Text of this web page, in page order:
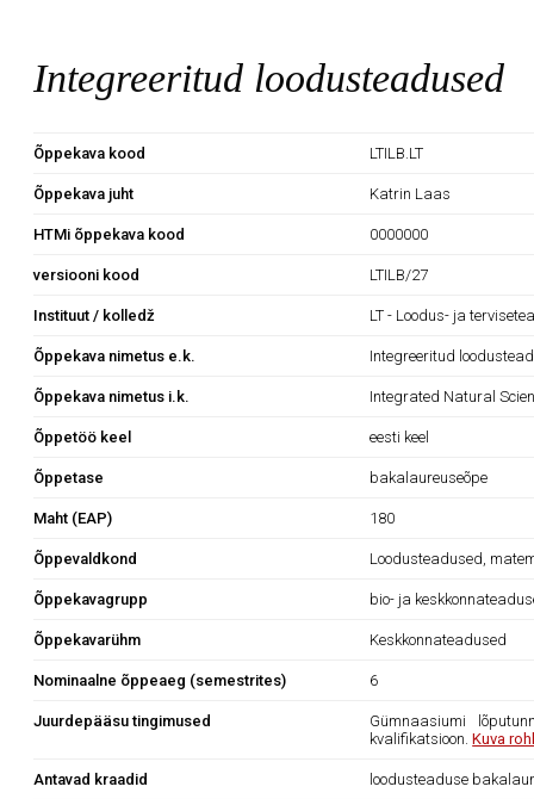
Integreeritud loodusteadused
Õppekava kood LTILB.LT
Õppekava juht Katrin Laas
HTMi õppekava kood 0000000
versiooni kood LTILB/27
Instituut / kolledž LT - Loodus- ja
Õppekava nimetus e.k. Integreeritud
Õppekava nimetus i.k. Integrated Natural
Õppetöö keel eesti keel
Õppetase bakalaureuseõpe
Maht (EAP) 180
Õppevaldkond Loodusteadused,
Õppekavagrupp bio- ja
Õppekavarühm Keskkonnateadused
Nominaalne õppeaeg (semestrites) 6
Juurdepääsu tingimused
Gümnaasiumi
kvalifikatsioon.Kuva
Antavad kraadid loodusteaduse